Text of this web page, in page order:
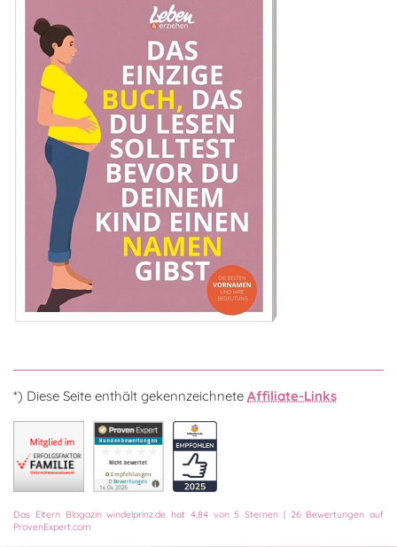
*) Diese Seite enthält gekennzeichnete Affiliate-Links
Das Eltern Blogazin windelprinz.de hat 4,84von5 Sternen | 26Bewertungen auf
ProvenExpert.com